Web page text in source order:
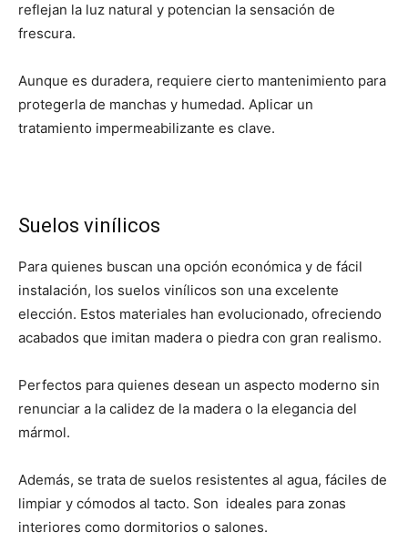
reflejan la luz natural y potencian la sensación de
frescura.
Aunque es duradera, requiere cierto mantenimiento para
protegerla de manchas y humedad. Aplicar un
tratamiento impermeabilizante es clave.
Suelos vinílicos
Para quienes buscan una opción económica y de fácil
instalación, los suelos vinílicos son una excelente
elección. Estos materiales han evolucionado, ofreciendo
acabados que imitan madera o piedra con gran realismo.
Perfectos para quienes desean un aspecto moderno sin
renunciar a la calidez de la madera o la elegancia del
mármol.
Además, se trata de suelos resistentes al agua, fáciles de
limpiar y cómodos al tacto. Son ideales para zonas
interiores como dormitorios o salones.